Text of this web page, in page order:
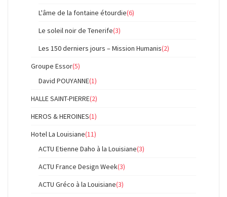
L'âme de la fontaine étourdie(6)
Le soleil noir de Tenerife(3)
Les 150 derniers jours – Mission Humanis(2)
Groupe Essor(5)
David POUYANNE(1)
HALLE SAINT-PIERRE(2)
HEROS & HEROINES(1)
Hotel La Louisiane(11)
ACTU Etienne Daho à la Louisiane(3)
ACTU France Design Week(3)
ACTU Gréco à la Louisiane(3)